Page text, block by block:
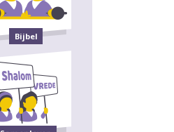
Bijbel